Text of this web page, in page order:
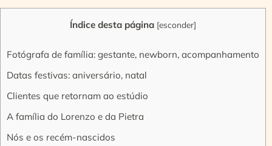
Índice desta página [esconder]
Fotógrafa de família: gestante, newborn, acompanhamento
Datas festivas: aniversário, natal
Clientes que retornam ao estúdio
A família do Lorenzo e da Pietra
Nós e os recém-nascidos